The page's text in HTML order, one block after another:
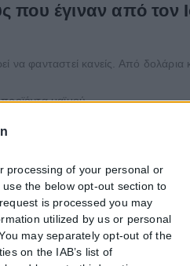
processing of your personal or
the below opt-out section to
is processed you may
utilized by us or personal
may separately opt-out of the
on the IAB’s list of
έγιναν από τον
φανταστεί κανείς. Από δολάρια
μαϊμού.
την διενέργεια εκτεταμένων
προϊόντων, αλκοολούχων